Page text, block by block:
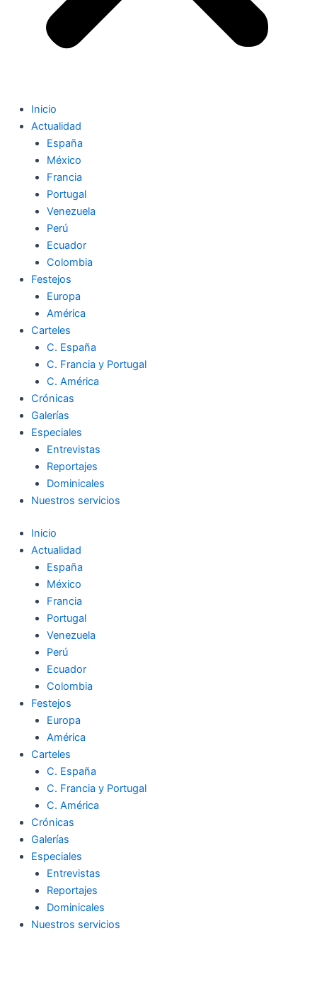
Inicio
Actualidad
España
México
Francia
Portugal
Venezuela
Perú
Ecuador
Colombia
Festejos
Europa
América
Carteles
C. España
C. Francia y Portugal
C. América
Crónicas
Galerías
Especiales
Entrevistas
Reportajes
Dominicales
Nuestros servicios
Inicio
Actualidad
España
México
Francia
Portugal
Venezuela
Perú
Ecuador
Colombia
Festejos
Europa
América
Carteles
C. España
C. Francia y Portugal
C. América
Crónicas
Galerías
Especiales
Entrevistas
Reportajes
Dominicales
Nuestros servicios